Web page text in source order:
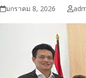
มกราคม 8, 2026